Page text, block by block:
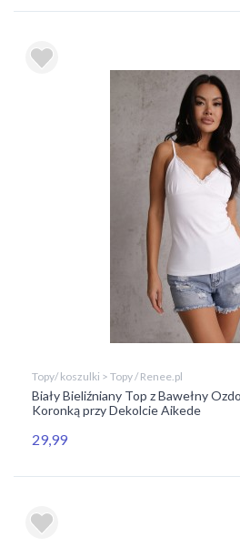
Topy/ koszulki > Topy / Renee.pl
Biały Bieliźniany Top z Bawełny
Koronką przy Dekolcie Aikede
29,99